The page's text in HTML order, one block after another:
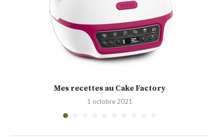
Cakounet (Philippe Conticini)
28 septembre 2021